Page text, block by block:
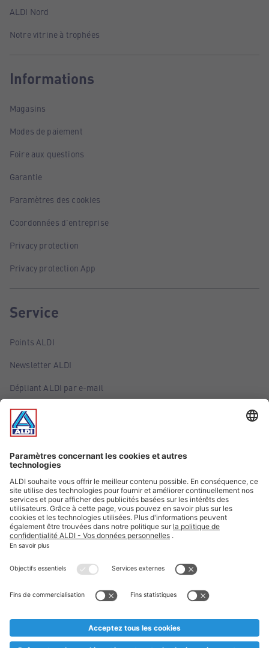
ALDI Nord
Notre vitrine à trophées
Informations
Magasins
Modes de paiement
Foire aux questions
Garantie
Paramètres des cookies
Coordonnées d'entreprise
Privacy protection
Privacy protection App
Service
Points ALDI
Newsletter ALDI
Dépliant ALDI par e-mail
Offres
Infos essentielles
Suivez ALDI Belgique
Textes marqués d'un astérisque et mentions légales
* Nous vendons ces articles temporairement et jusqu'à
au cas où, malgré le planning bien étudié, nous serions
prématurément en rupture de stock. Prix Recupel et TVA incl.
** Sur ce site, l’utilisation de la forme masculine a été adoptée